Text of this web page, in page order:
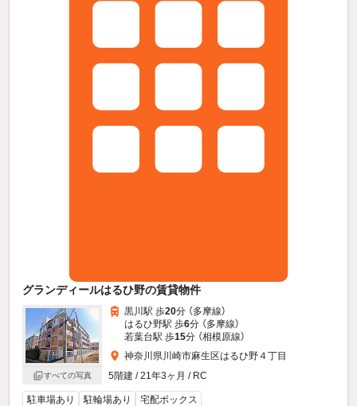
グランディールはるひ野の賃貸物件
すべての写真
黒川駅 歩20分 （多摩線）
はるひ野駅 歩6分 （多摩線）
若葉台駅 歩15分 （相模原線）
神奈川県川崎市麻生区はるひ野４丁目
5階建 / 21年3ヶ月 / RC
駐車場あり 駐輪場あり 宅配ボックス